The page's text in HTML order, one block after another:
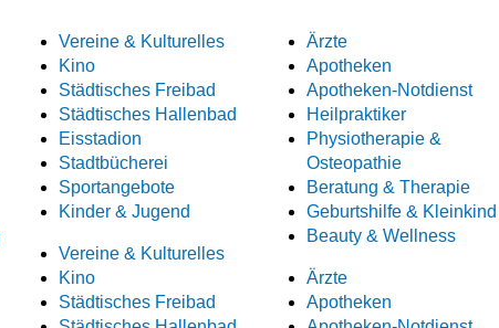
Vereine & Kulturelles
Kino
Städtisches Freibad
Städtisches Hallenbad
Eisstadion
Stadtbücherei
Sportangebote
Kinder & Jugend
Vereine & Kulturelles
Kino
Städtisches Freibad
Ärzte
Apotheken
Apotheken-Notdienst
Heilpraktiker
Physiotherapie &
Osteopathie
Beratung & Therapie
Geburtshilfe & Kleinkind
Beauty & Wellness
Ärzte
Apotheken